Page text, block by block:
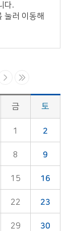
다.
눌러 이동해
금 토
1 2
8 9
15 16
22 23
29 30